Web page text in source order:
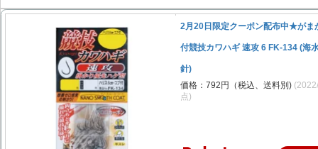
2月20日限定クーポン配布中★がま
付競技カワハギ 速攻 6 FK-134 (海
針)
価格：792円（税込、送料別)
点)